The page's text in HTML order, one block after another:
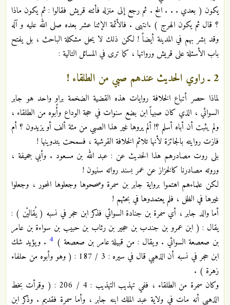
يكون ( بعدي . . . الخ . ثم رجع إلى منزله فأتته قريش فقالوا : ثم يكون ماذا
؟ قال ثم يكون الهرج ) .انتهى . فالأئمة الإثنا عشر بعده صلى الله عليه و آله
وقد بشر بهم في المدينة أيضاً ! لكن ذلك لا يحل مشكلة الباحث ، بل يفتح
باب الأسئلة على قريش ورواتها ، كما ترى في المسائل التالية :
2 ـ راوي الحديث عندهم صبي من الطلقاء !
لماذا حصر أتباع الخلافة روايات هذه القضية الضخمة براوٍ واحد هو جابر
السوائي ، الذي كان صبياً ابن بضع سنوات في حجة الوداع وأبوه من الطلقاء ،
ولم يثبت أن أباه أسلم ؟! ألم يروها غير هذا الصبي من مئة ألف أو يزيدون ؟ أم
فازت روايته بالجائزة لأنها تلائم الخلافة القرشية ، فسمحت بتدوينها !
بلى روت مصادرهم هذا الحديث عن : عبد الله بن مسعود . وأبي جحيفة ،
وروته مصادرنا كالخزاز عن عمر بسند رواته سنيون !
لكن علماءهم اهتموا برواية جابر بن سمرة وصححوها وجعلوها المحور ، وجعلوا
غيرها في الظل ، فلم يعتمدوها في بحثهم !
أما والد جابر ، أي سمرة بن جنادة السوائي فذكر ابن حجر في نسبه ( يُقاليْن ) :
يقال : ( ابن عمرو بن جندب بن حجير بن رئاب بن حبيب بن سواءة بن عامر
بن صعصعة السوائي . ويقال : من قبيلة عامر بن صعصعة ) 4 . ويؤيد شك
ابن حجر في نسبه أن الذهبي قال في سيره : 3 / 187 : ( وهو وأبوه من حلفاء
زهرة ) .
وكان سمرة من الطلقاء ، ففي تهذيب التهذيب : 4 / 206 : ( وقرأت بخط
الذهبي أنه مات في ولاية عبد الملك ابنه جابر ، وأما سمرة فقديم . وذكر ابن